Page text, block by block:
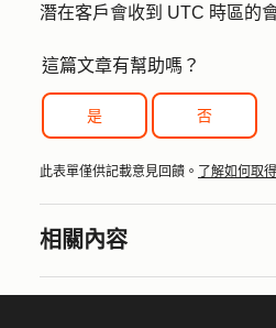
潛在客戶會收到 UTC 時區的
這篇文章有幫助嗎？
是 否
此表單僅供記載意見回饋。 了解如何取
相關內容